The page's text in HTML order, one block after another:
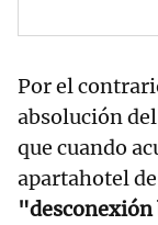
Por el
absolución
que cuando
apartahotel
"desconexión